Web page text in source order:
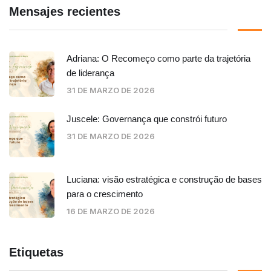
Mensajes recientes
Adriana: O Recomeço como parte da trajetória
de liderança
31 DE MARZO DE 2026
Juscele: Governança que constrói futuro
31 DE MARZO DE 2026
Luciana: visão estratégica e construção de bases
para o crescimento
16 DE MARZO DE 2026
Etiquetas